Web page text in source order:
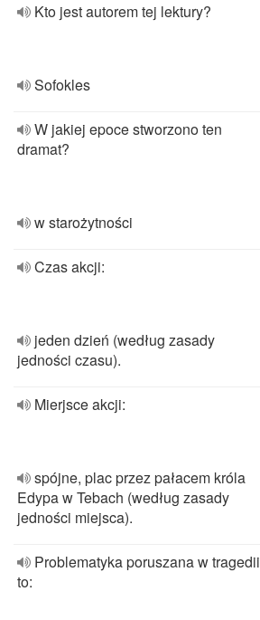
Kto jest autorem tej lektury?
Sofokles
W jakiej epoce stworzono ten
dramat?
w starożytności
Czas akcji:
jeden dzień (według zasady
jedności czasu).
Mierjsce akcji:
spójne, plac przez pałacem króla
Edypa w Tebach (według zasady
jedności miejsca).
Problematyka poruszana w tragedii
to: